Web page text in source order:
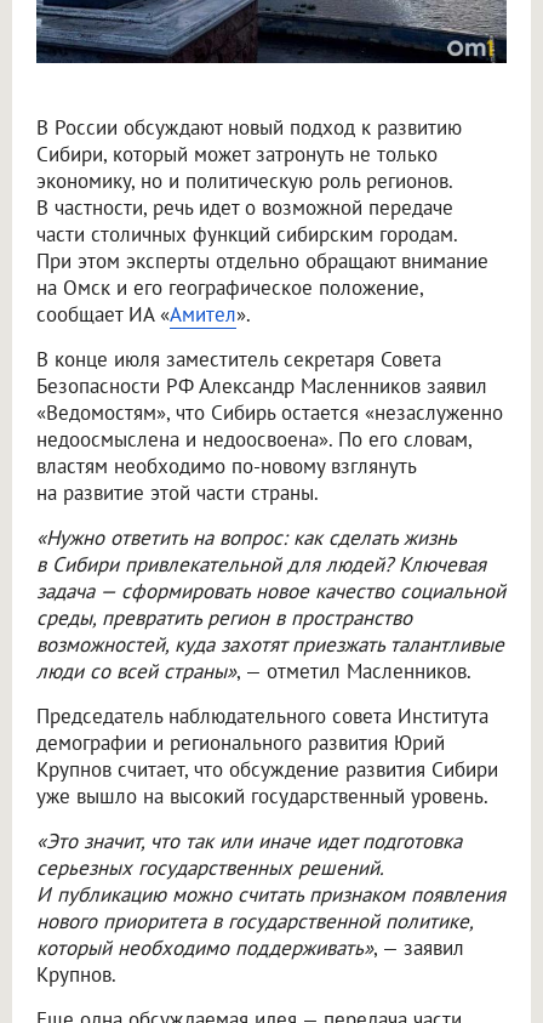
В России обсуждают новый подход к развитию
Сибири, который может затронуть не только
экономику, но и политическую роль регионов.
В частности, речь идет о возможной передаче
части столичных функций сибирским городам.
При этом эксперты отдельно обращают внимание
на Омск и его географическое положение,
сообщает ИА «Амител».
В конце июля заместитель секретаря Совета
Безопасности РФ Александр Масленников заявил
«Ведомостям», что Сибирь остается «незаслуженно
недоосмыслена и недоосвоена». По его словам,
властям необходимо по-новому взглянуть
на развитие этой части страны.
«Нужно ответить на вопрос: как сделать жизнь
в Сибири привлекательной для людей? Ключевая
задача — сформировать новое качество социальной
среды, превратить регион в пространство
возможностей, куда захотят приезжать талантливые
люди со всей страны», — отметил Масленников.
Председатель наблюдательного совета Института
демографии и регионального развития Юрий
Крупнов считает, что обсуждение развития Сибири
уже вышло на высокий государственный уровень.
«Это значит, что так или иначе идет подготовка
серьезных государственных решений.
И публикацию можно считать признаком появления
нового приоритета в государственной политике,
который необходимо поддерживать», — заявил
Крупнов.